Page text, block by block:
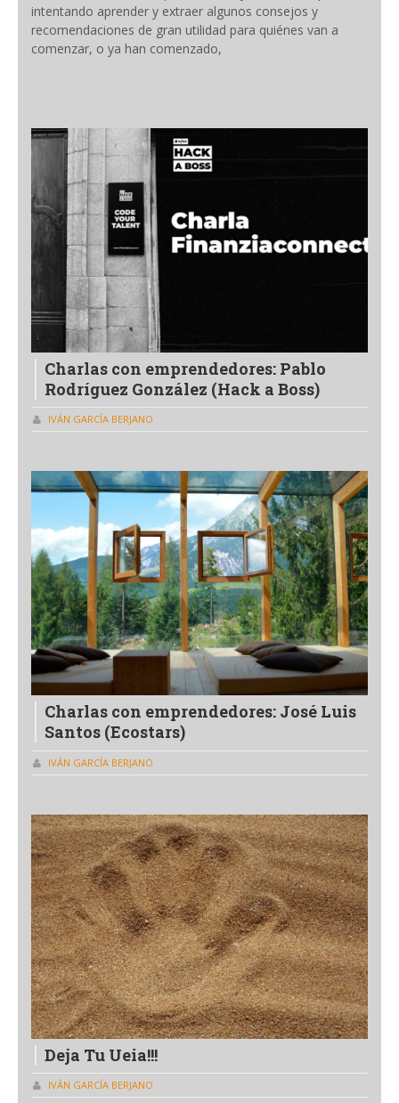
intentando aprender y extraer algunos consejos y
recomendaciones de gran utilidad para quiénes van a
comenzar, o ya han comenzado,
Charlas con emprendedores: Pablo
Rodríguez González (Hack a Boss)
IVÁN GARCÍA BERJANO
Charlas con emprendedores: José Luis
Santos (Ecostars)
IVÁN GARCÍA BERJANO
Deja Tu Ueia!!!
IVÁN GARCÍA BERJANO